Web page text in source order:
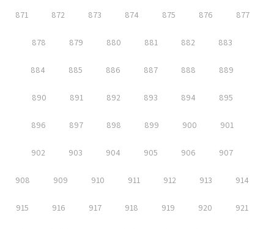
871 872 873 874 875 876 877
878 879 880 881 882 883
884 885 886 887 888 889
890 891 892 893 894 895
896 897 898 899 900 901
902 903 904 905 906 907
908 909 910 911 912 913 914
915 916 917 918 919 920 921